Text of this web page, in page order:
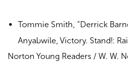
Tommie Smith, “Derrick
Anyabwile, Victory. Stand!:
Norton Young Readers / W. W.